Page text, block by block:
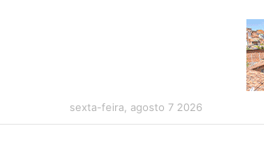
sexta-feira, agosto 7 2026